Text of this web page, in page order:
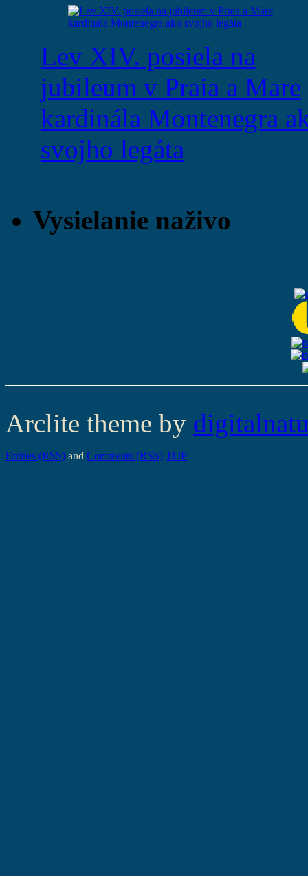
Lev XIV. posiela na
jubileum v Praia a Mare
kardinála Montenegra
svojho legáta
Vysielanie naživo
Arclite theme by
Entries (RSS) and Comments (RSS) TOP